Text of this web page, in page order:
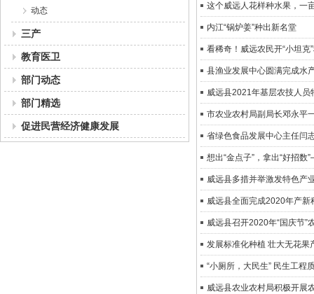
动态
三产
教育医卫
部门动态
部门精选
促进民营经济健康发展
这个威远人花样种水果，一
内江“锅炉姜”种出新名堂
看稀奇！威远农民开“小坦克
县渔业发展中心圆满完成水
威远县2021年基层农技人员
市农业农村局副局长邓永平
省绿色食品发展中心主任闫
想出“金点子”，拿出“好招
威远县多措并举激发特色产
威远县全面完成2020年产新
威远县召开2020年“国庆节”
发展标准化种植 壮大无花果
“小厕所，大民生” 民生工程
威远县农业农村局积极开展